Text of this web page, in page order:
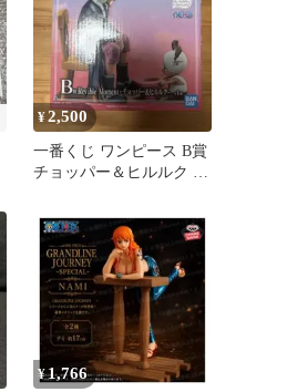
¥2,500
一番くじ ワンピース B賞
チョッパー＆ヒルルク フ
¥1,766